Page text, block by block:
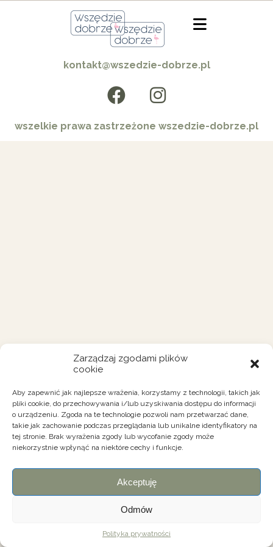
Zarządzaj zgodami plików
cookie
Aby zapewnić jak najlepsze wrażenia, korzystamy z technologii, takich jak
pliki cookie, do przechowywania i/lub uzyskiwania dostępu do informacji
o urządzeniu. Zgoda na te technologie pozwoli nam przetwarzać dane,
takie jak zachowanie podczas przeglądania lub unikalne identyfikatory na
tej stronie. Brak wyrażenia zgody lub wycofanie zgody może
niekorzystnie wpłynąć na niektóre cechy i funkcje.
Akceptuję
Odmów
Polityka prywatności
kontakt@wszedzie-dobrze.pl
wszelkie prawa zastrzeżone wszedzie-dobrze.pl